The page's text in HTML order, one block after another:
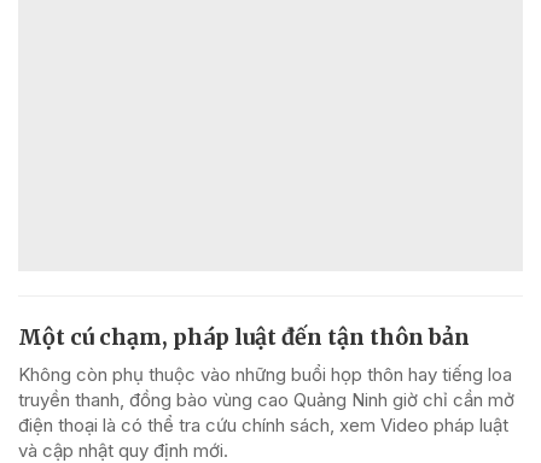
Một cú chạm, pháp luật đến tận thôn bản
Không còn phụ thuộc vào những buổi họp thôn hay tiếng loa
truyền thanh, đồng bào vùng cao Quảng Ninh giờ chỉ cần mở
điện thoại là có thể tra cứu chính sách, xem Video pháp luật
và cập nhật quy định mới.